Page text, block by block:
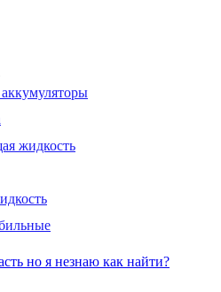
жидкость
но я незнаю как найти?